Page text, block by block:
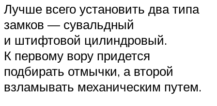
Лучше всего установить два типа
замков — сувальдный
и штифтовой цилиндровый.
К первому вору придется
подбирать отмычки, а второй
взламывать механическим путем.